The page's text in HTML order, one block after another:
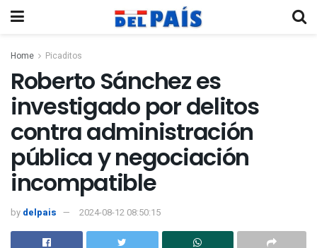
Home Picaditos
Roberto Sánchez es
investigado por delitos
contra administración
pública y negociación
incompatible
by delpais 2024-08-12 08:50:15